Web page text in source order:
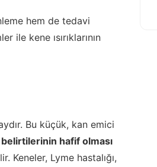
hem de tedavi
kene ısırıklarının
Bu küçük, kan emici
belirtilerinin hafif olması
Keneler, Lyme hastalığı,